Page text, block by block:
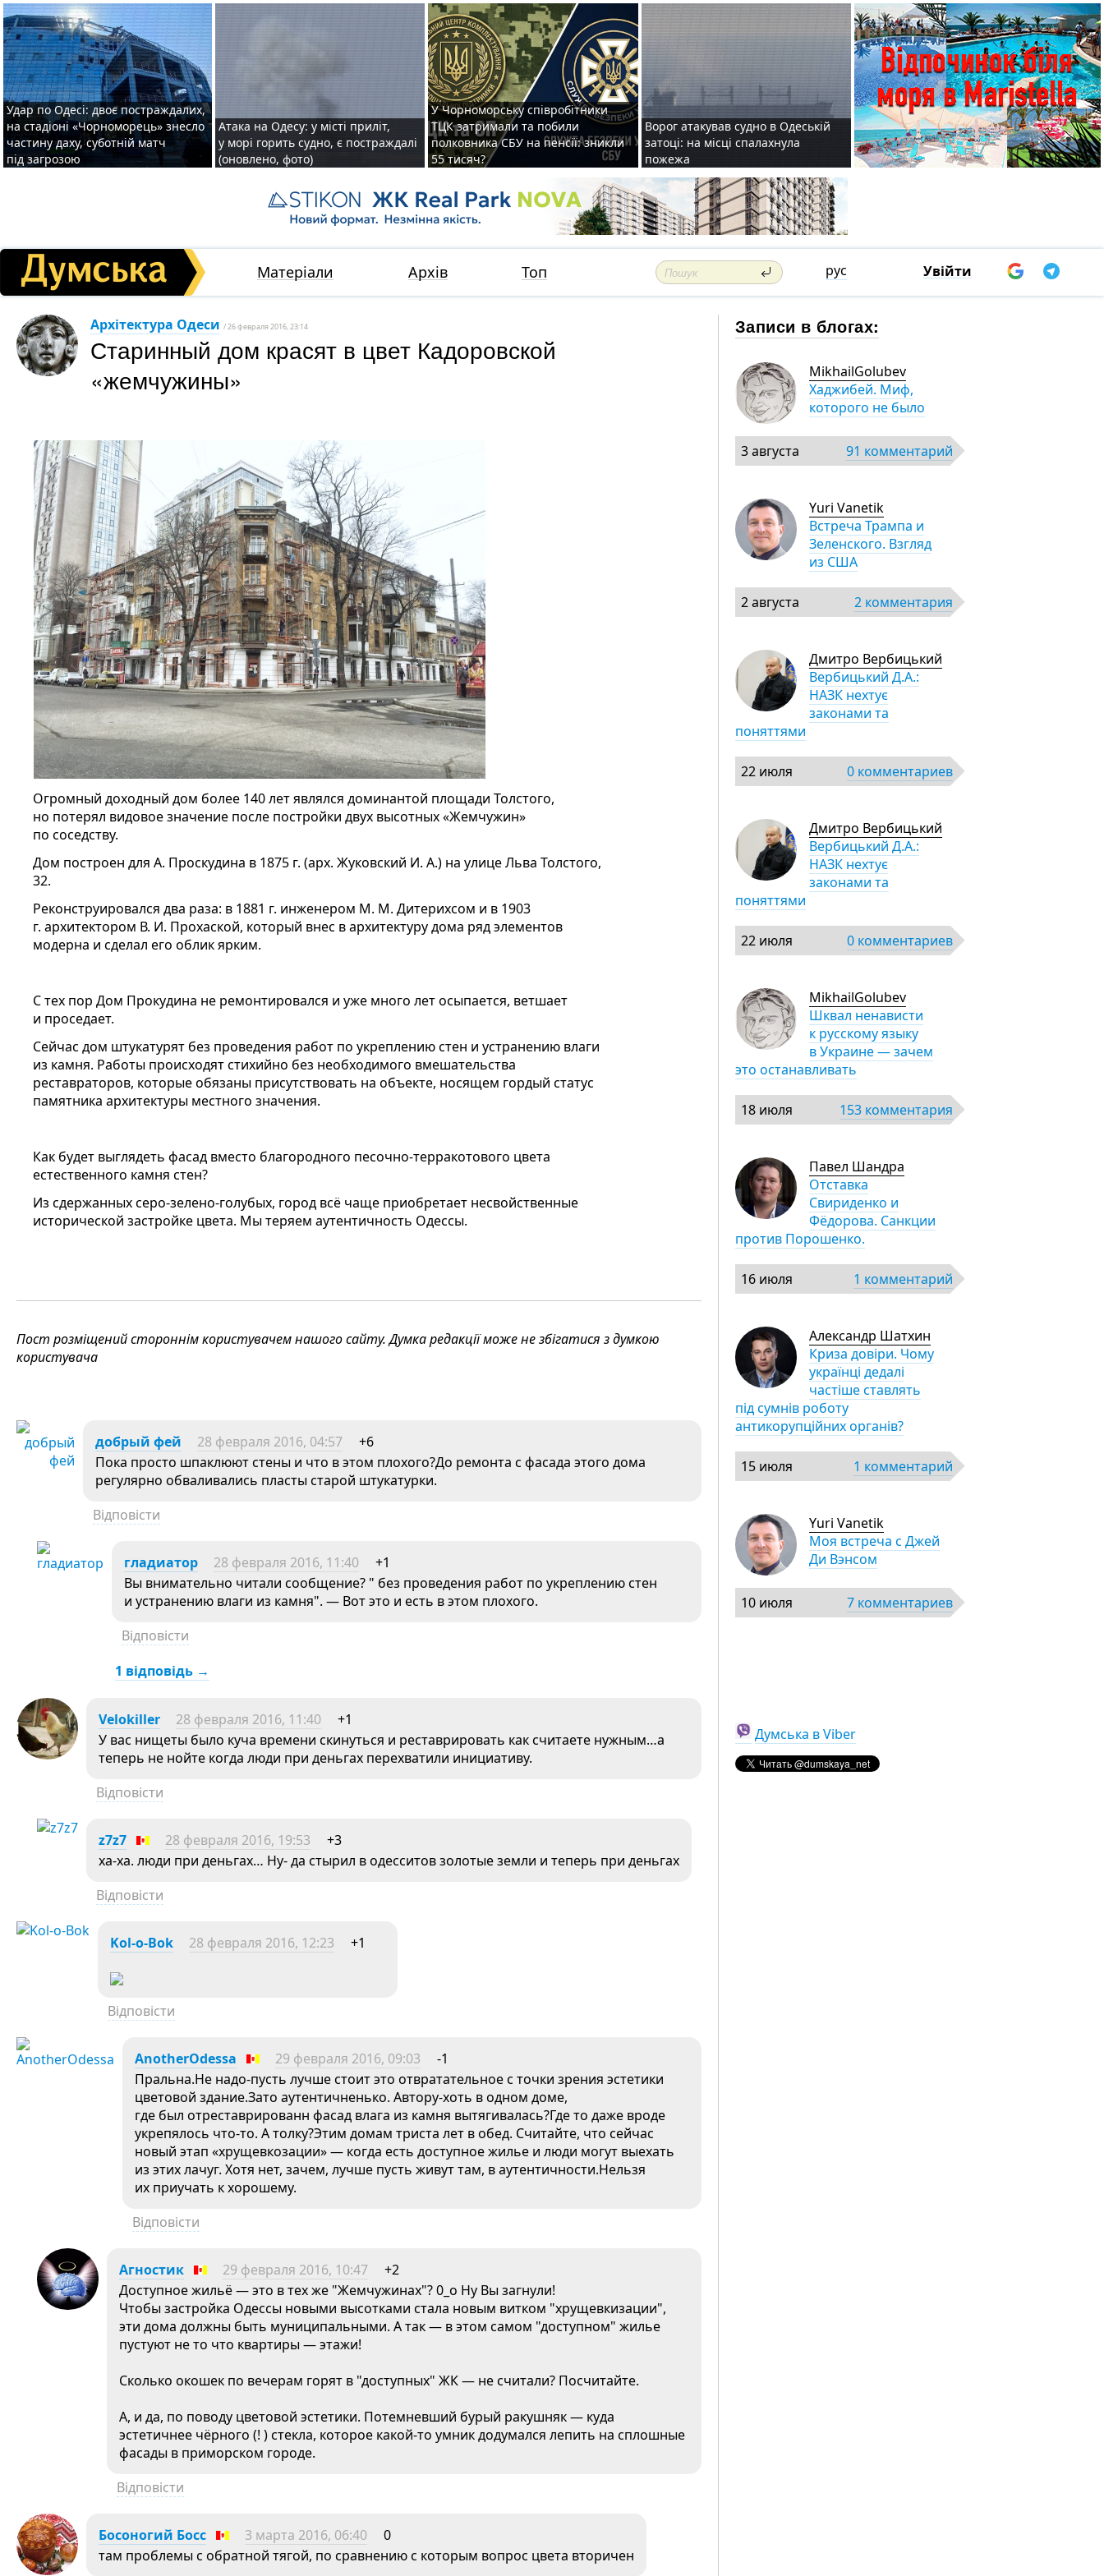
Удар по Одесі: двоє постраждалих,
на стадіоні «Чорноморець» знесло
частину даху, суботній матч
під загрозою
Атака на Одесу: у місті приліт,
у морі горить судно, є постраждалі
(оновлено, фото)
У Чорноморську співробітники
ТЦК затримали та побили
полковника СБУ на пенсії: зникли
55 тисяч?
Ворог атакував судно в Одеській
затоці: на місці спалахнула
пожежа
Матеріали Архів Топ рус Увійти
Архітектура Одеси / 26 февраля 2016, 23:14
Старинный дом красят в цвет Кадоровской
«жемчужины»
Огромный доходный дом более 140 лет являлся доминантой площади Толстого,
но потерял видовое значение после постройки двух высотных «Жемчужин»
по соседству.
Дом построен для А. Проскудина в 1875 г. (арх. Жуковский И. А.) на улице Льва Толстого,
32.
Реконструировался два раза: в 1881 г. инженером М. М. Дитерихсом и в 1903
г. архитектором В. И. Прохаской, который внес в архитектуру дома ряд элементов
модерна и сделал его облик ярким.
С тех пор Дом Прокудина не ремонтировался и уже много лет осыпается, ветшает
и проседает.
Сейчас дом штукатурят без проведения работ по укреплению стен и устранению влаги
из камня. Работы происходят стихийно без необходимого вмешательства
реставраторов, которые обязаны присутствовать на объекте, носящем гордый статус
памятника архитектуры местного значения.
Как будет выглядеть фасад вместо благородного песочно-терракотового цвета
естественного камня стен?
Из сдержанных серо-зелено-голубых, город всё чаще приобретает несвойственные
исторической застройке цвета. Мы теряем аутентичность Одессы.
Пост розміщений стороннім користувачем нашого сайту. Думка редакції може не збігатися з думкою
користувача
добрый фей 28 февраля 2016, 04:57
+6
Пока просто шпаклюют стены и что в этом плохого?До ремонта с фасада этого дома
регулярно обваливались пласты старой штукатурки.
Відповісти
гладиатор 28 февраля 2016, 11:40
+1
Вы внимательно читали сообщение? " без проведения работ по укреплению стен
и устранению влаги из камня". — Вот это и есть в этом плохого.
Відповісти
1 відповідь →
Velokiller 28 февраля 2016, 11:40
+1
У вас нищеты было куча времени скинуться и реставрировать как считаете нужным…а
теперь не нойте когда люди при деньгах перехватили инициативу.
Відповісти
z7z7 28 февраля 2016, 19:53
+3
ха-ха. люди при деньгах… Ну- да стырил в одесситов золотые земли и теперь при деньгах
Відповісти
Kol-o-Bok 28 февраля 2016, 12:23 +1
Відповісти
AnotherOdessa 29 февраля 2016, 09:03
-1
Пральна.Не надо-пусть лучше стоит это отвратательное с точки зрения эстетики
цветовой здание.Зато аутентичненько. Автору-хоть в одном доме,
где был отреставрированн фасад влага из камня вытягивалась?Где то даже вроде
укрепялось что-то. А толку?Этим домам триста лет в обед. Считайте, что сейчас
новый этап «хрущевкозации» — когда есть доступное жилье и люди могут выехать
из этих лачуг. Хотя нет, зачем, лучше пусть живут там, в аутентичности.Нельзя
их приучать к хорошему.
Відповісти
Агностик 29 февраля 2016, 10:47
+2
Доступное жильё — это в тех же "Жемчужинах"? 0_о Ну Вы загнули!
Чтобы застройка Одессы новыми высотками стала новым витком "хрущевкизации",
эти дома должны быть муниципальными. А так — в этом самом "доступном" жилье
пустуют не то что квартиры — этажи!
Сколько окошек по вечерам горят в "доступных" ЖК — не считали? Посчитайте.
А, и да, по поводу цветовой эстетики. Потемневший бурый ракушняк — куда
эстетичнее чёрного (! ) стекла, которое какой-то умник додумался лепить на сплошные
фасады в приморском городе.
Відповісти
Босоногий Босс 3 марта 2016, 06:40
0
там проблемы с обратной тягой, по сравнению с которым вопрос цвета вторичен
Записи в блогах:
MikhailGolubev
Хаджибей. Миф,
которого не было
3 августа 91 комментарий
Yuri Vanetik
Встреча Трампа и
Зеленского. Взгляд
из США
2 августа 2 комментария
Дмитро Вербицький
Вербицький Д.А.:
НАЗК нехтує
законами та
поняттями
22 июля 0 комментариев
Дмитро Вербицький
Вербицький Д.А.:
НАЗК нехтує
законами та
поняттями
22 июля 0 комментариев
MikhailGolubev
Шквал ненависти
к русскому языку
в Украине — зачем
это останавливать
18 июля 153 комментария
Павел Шандра
Отставка
Свириденко и
Фёдорова. Санкции
против Порошенко.
16 июля 1 комментарий
Александр Шатхин
Криза довіри. Чому
українці дедалі
частіше ставлять
під сумнів роботу
антикорупційних органів?
15 июля 1 комментарий
Yuri Vanetik
Моя встреча с Джей
Ди Вэнсом
10 июля 7 комментариев
Думська в Viber